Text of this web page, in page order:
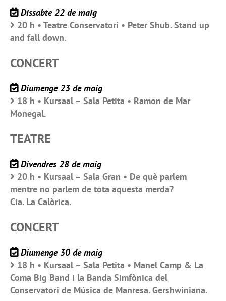
Dissabte 22 de maig
20 h • Teatre Conservatori • Peter Shub. Stand up
and fall down.
CONCERT
Diumenge 23 de maig
18 h • Kursaal – Sala Petita • Ramon de Mar
Monegal.
TEATRE
Divendres 28 de maig
20 h • Kursaal – Sala Gran • De què parlem
mentre no parlem de tota aquesta merda?
Cia. La Calòrica.
CONCERT
Diumenge 30 de maig
18 h • Kursaal – Sala Petita • Manel Camp & La
Coma Big Band i la Banda Simfònica del
Conservatori de Música de Manresa. Gershwiniana.